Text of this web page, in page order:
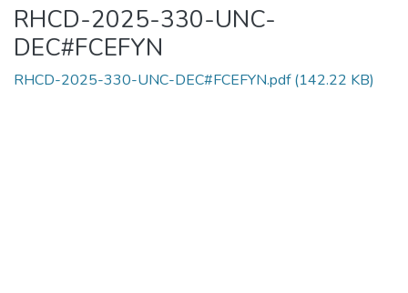
RHCD-2025-330-UNC-
DEC#FCEFYN
RHCD-2025-330-UNC-DEC#FCEFYN.pdf(142.22 KB)